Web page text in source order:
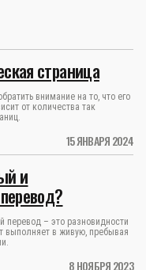
15 ЯНВАРЯ 2024
страница
внимание на то, что его
от количества так
8 НОЯБРЯ 2023
и
перевод – это разновидности
выполняет в живую, пребывая